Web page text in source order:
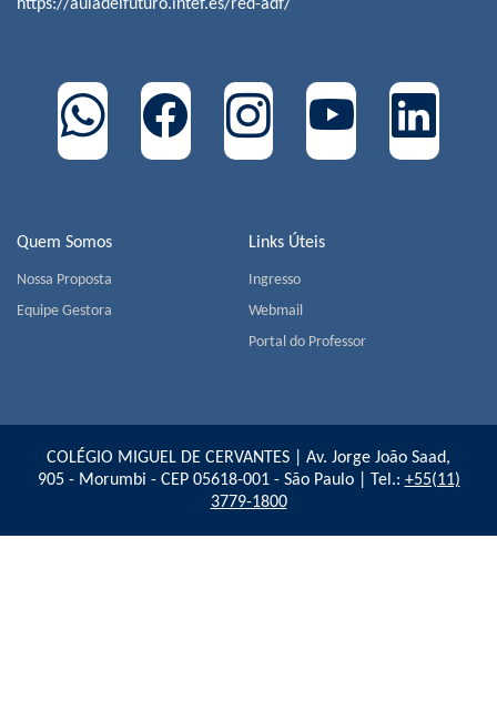
Quem Somos
Nossa Proposta
Equipe Gestora
Links Úteis
Ingresso
Webmail
Portal do Professor
https://auladelfuturo.intef.es/red-adf/
COLÉGIO MIGUEL DE CERVANTES | Av. Jorge João Saad,
905 - Morumbi - CEP 05618-001 - São Paulo | Tel.: +55(11)
3779-1800